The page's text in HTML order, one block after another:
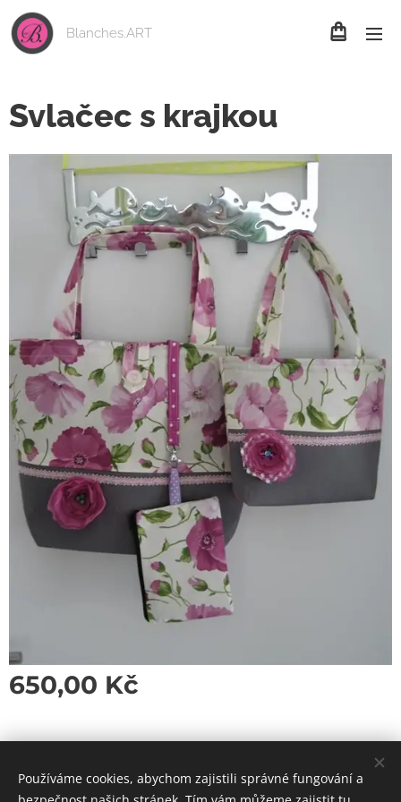
Blanches.ART
Svlačec s krajkou
650,00 Kč
Používáme cookies, abychom zajistili správné fungování a